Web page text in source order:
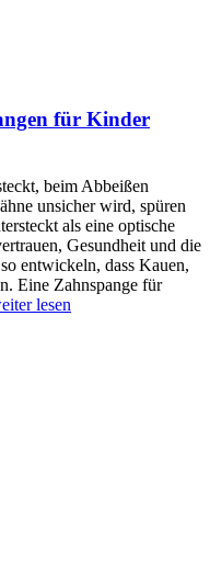
für Kinder
beim Abbeißen
unsicher wird, spüren
als eine optische
Gesundheit und die
entwickeln, dass Kauen,
Eine Zahnspange für
lesen